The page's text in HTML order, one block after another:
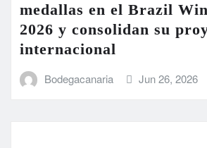
medallas en el Brazil
2026 y consolidan su
internacional
Bodegacanaria Jun 26, 2026